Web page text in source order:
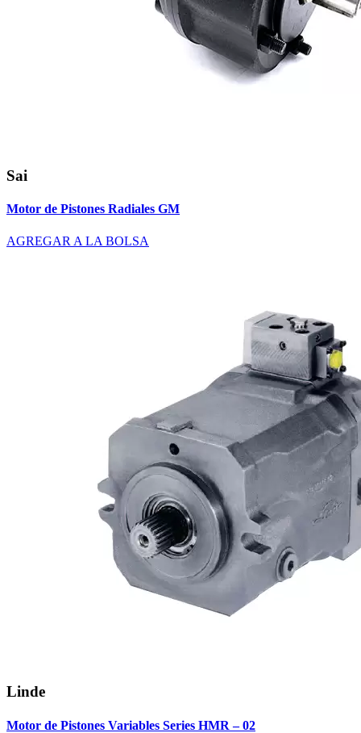
Sai
Motor de Pistones Radiales GM
AGREGAR A LA BOLSA
Linde
Motor de Pistones Variables Series HMR – 02